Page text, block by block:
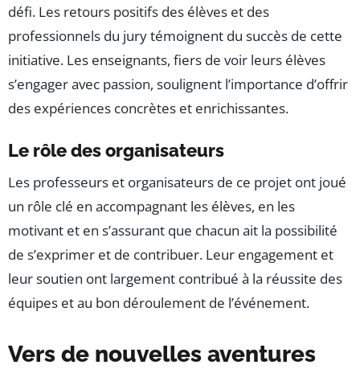
défi. Les retours positifs des élèves et des
professionnels du jury témoignent du succès de cette
initiative. Les enseignants, fiers de voir leurs élèves
s’engager avec passion, soulignent l’importance d’offrir
des expériences concrètes et enrichissantes.
Le rôle des organisateurs
Les professeurs et organisateurs de ce projet ont joué
un rôle clé en accompagnant les élèves, en les
motivant et en s’assurant que chacun ait la possibilité
de s’exprimer et de contribuer. Leur engagement et
leur soutien ont largement contribué à la réussite des
équipes et au bon déroulement de l’événement.
Vers de nouvelles aventures